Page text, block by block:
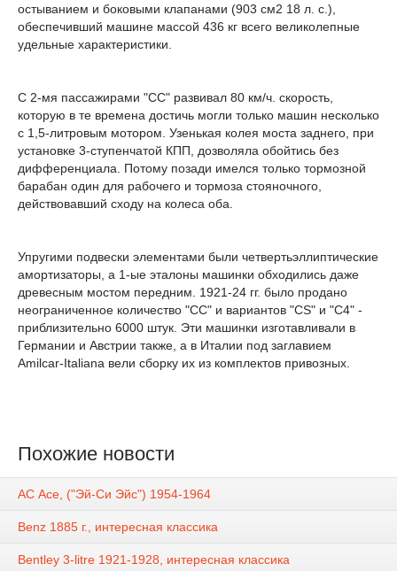
остыванием и боковыми клапанами (903 см2 18 л. с.),
обеспечивший машине массой 436 кг всего великолепные
удельные характеристики.
С 2-мя пассажирами "СС" развивал 80 км/ч. скорость,
которую в те времена достичь могли только машин несколько
с 1,5-литровым мотором. Узенькая колея моста заднего, при
установке 3-ступенчатой КПП, дозволяла обойтись без
дифференциала. Потому позади имелся только тормозной
барабан один для рабочего и тормоза стояночного,
действовавший сходу на колеса оба.
Упругими подвески элементами были четвертьэллиптические
амортизаторы, а 1-ые эталоны машинки обходились даже
древесным мостом передним. 1921-24 гг. было продано
неограниченное количество "СС" и вариантов "CS" и "С4" -
приблизительно 6000 штук. Эти машинки изготавливали в
Германии и Австрии также, а в Италии под заглавием
Amilcar-Italiana вели сборку их из комплектов привозных.
Похожие новости
АС Асе, ("Эй-Си Эйс") 1954-1964
Benz 1885 г., интересная классика
Bentley 3-litre 1921-1928, интересная классика